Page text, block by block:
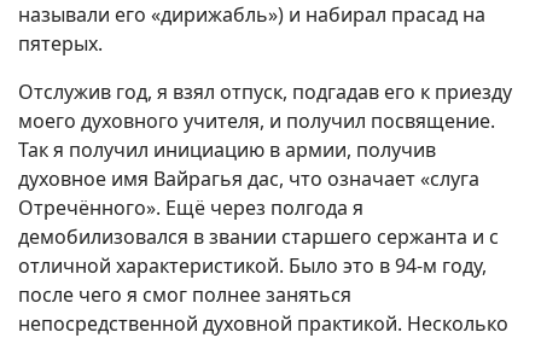
называли его «дирижабль») и набирал прасад на
пятерых.
Отслужив год, я взял отпуск, подгадав его к приезду
моего духовного учителя, и получил посвящение.
Так я получил инициацию в армии, получив
духовное имя Вайрагья дас, что означает «слуга
Отречённого». Ещё через полгода я
демобилизовался в звании старшего сержанта и с
отличной характеристикой. Было это в 94-м году,
после чего я смог полнее заняться
непосредственной духовной практикой. Несколько